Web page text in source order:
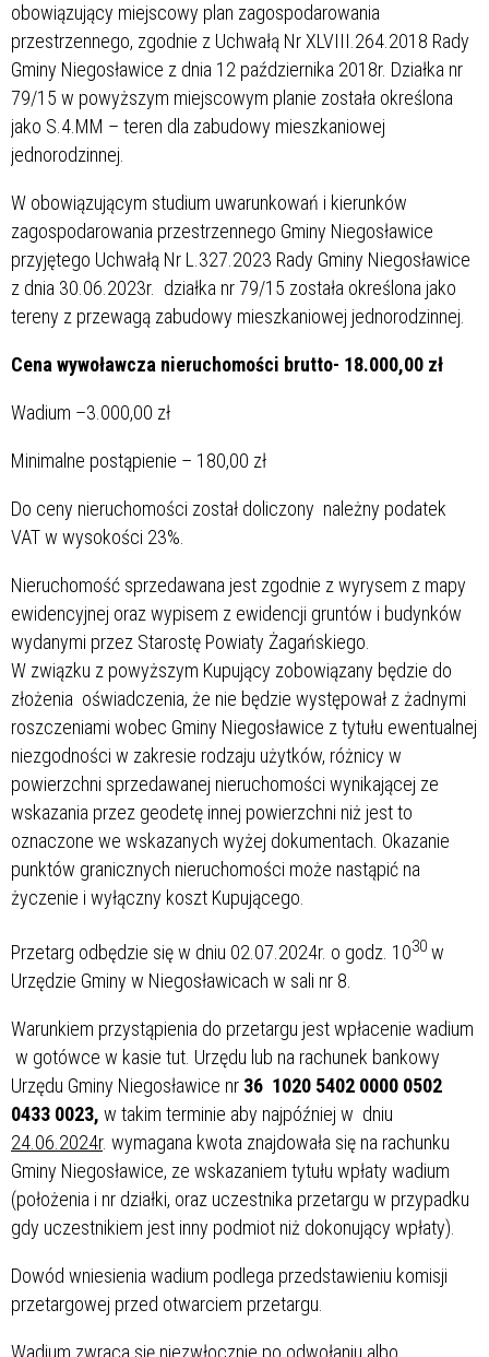
obowiązujący miejscowy plan zagospodarowania
przestrzennego, zgodnie z Uchwałą Nr XLVIII.264.2018 Rady
Gminy Niegosławice z dnia 12 października 2018r. Działka nr
79/15 w powyższym miejscowym planie została określona
jako S.4.MM – teren dla zabudowy mieszkaniowej
jednorodzinnej.
W obowiązującym studium uwarunkowań i kierunków
zagospodarowania przestrzennego Gminy Niegosławice
przyjętego Uchwałą Nr L.327.2023 Rady Gminy Niegosławice
z dnia 30.06.2023r. działka nr 79/15 została określona jako
tereny z przewagą zabudowy mieszkaniowej jednorodzinnej.
Cena wywoławcza nieruchomości brutto- 18.000,00 zł
Wadium –3.000,00 zł
Minimalne postąpienie – 180,00 zł
Do ceny nieruchomości został doliczony należny podatek
VAT w wysokości 23%.
Nieruchomość sprzedawana jest zgodnie z wyrysem z mapy
ewidencyjnej oraz wypisem z ewidencji gruntów i budynków
wydanymi przez Starostę Powiaty Żagańskiego.
W związku z powyższym Kupujący zobowiązany będzie do
złożenia oświadczenia, że nie będzie występował z żadnymi
roszczeniami wobec Gminy Niegosławice z tytułu ewentualnej
niezgodności w zakresie rodzaju użytków, różnicy w
powierzchni sprzedawanej nieruchomości wynikającej ze
wskazania przez geodetę innej powierzchni niż jest to
oznaczone we wskazanych wyżej dokumentach. Okazanie
punktów granicznych nieruchomości może nastąpić na
życzenie i wyłączny koszt Kupującego.
Przetarg odbędzie się w dniu 02.07.2024r. o godz. 1030 w
Urzędzie Gminy w Niegosławicach w sali nr 8.
Warunkiem przystąpienia do przetargu jest wpłacenie wadium
w gotówce w kasie tut. Urzędu lub na rachunek bankowy
Urzędu Gminy Niegosławice nr 36 1020 5402 0000 0502
0433 0023, w takim terminie aby najpóźniej w dniu
24.06.2024r. wymagana kwota znajdowała się na rachunku
Gminy Niegosławice, ze wskazaniem tytułu wpłaty wadium
(położenia i nr działki, oraz uczestnika przetargu w przypadku
gdy uczestnikiem jest inny podmiot niż dokonujący wpłaty).
Dowód wniesienia wadium podlega przedstawieniu komisji
przetargowej przed otwarciem przetargu.